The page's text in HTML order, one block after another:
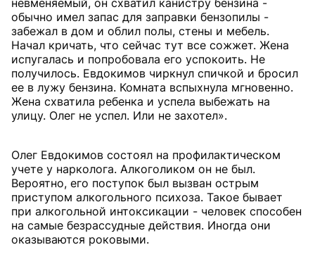
невменяемый, он схватил канистру бензина -
обычно имел запас для заправки бензопилы -
забежал в дом и облил полы, стены и мебель.
Начал кричать, что сейчас тут все сожжет. Жена
испугалась и попробовала его успокоить. Не
получилось. Евдокимов чиркнул спичкой и бросил
ее в лужу бензина. Комната вспыхнула мгновенно.
Жена схватила ребенка и успела выбежать на
улицу. Олег не успел. Или не захотел».
Олег Евдокимов состоял на профилактическом
учете у нарколога. Алкоголиком он не был.
Вероятно, его поступок был вызван острым
приступом алкогольного психоза. Такое бывает
при алкогольной интоксикации - человек способен
на самые безрассудные действия. Иногда они
оказываются роковыми.